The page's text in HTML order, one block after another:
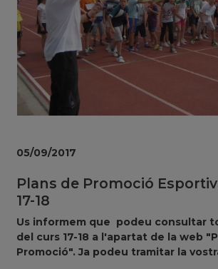
Plans de Promoció
17-18
Us informem que podeu consultar
del curs 17-18 a l'apartat de la web
Promoció". Ja podeu tramitar la
05/09/2017